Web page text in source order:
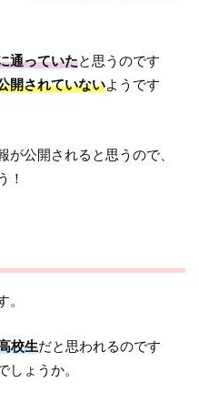
通っていたと思うのです
開されていないようです
が公開されると思うので、
！
。
校生だと思われるのです
しょうか。